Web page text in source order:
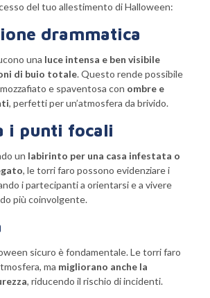
del tuo allestimento di Halloween:
drammatica
una luce intensa e ben visibile
di buio totale. Questo rende possibile
e spaventosa con ombre e
, perfetti per un’atmosfera da brivido.
i punti focali
un labirinto per una casa infestata o
, le torri faro possono evidenziare i
i partecipanti a orientarsi e a vivere
più coinvolgente.
sicuro è fondamentale. Le torri faro
ma migliorano anche la
, riducendo il rischio di incidenti.